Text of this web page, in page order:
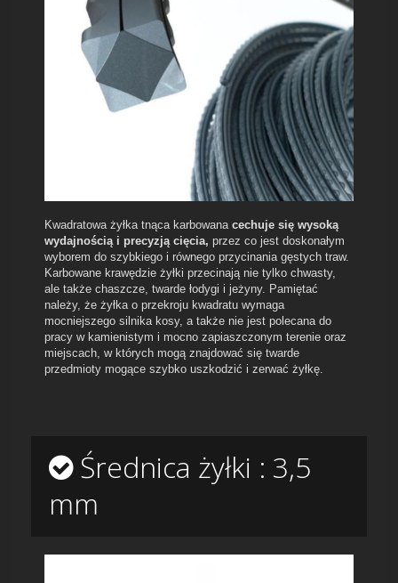
Kwadratowa żyłka tnąca karbowana cechuje się wysoką
wydajnością i precyzją cięcia, przez co jest doskonałym
wyborem do szybkiego i równego przycinania gęstych traw.
Karbowane krawędzie żyłki przecinają nie tylko chwasty,
ale także chaszcze, twarde łodygi i jeżyny. Pamiętać
należy, że żyłka o przekroju kwadratu wymaga
mocniejszego silnika kosy, a także nie jest polecana do
pracy w kamienistym i mocno zapiaszczonym terenie oraz
miejscach, w których mogą znajdować się twarde
przedmioty mogące szybko uszkodzić i zerwać żyłkę.
Średnica żyłki : 3,5
mm